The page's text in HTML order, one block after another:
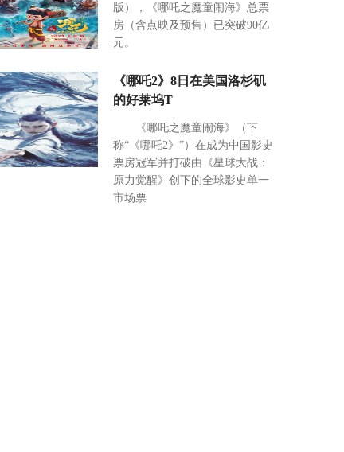
版），《哪吒之魔童闹海》总票
房（含点映及预售）已突破90亿
元。
《哪吒2》8日在美国洛杉矶
的好莱坞T
《哪吒之魔童闹海》（下
称“《哪吒2》”）在成为中国影史
票房冠军并打破由《星球大战：
原力觉醒》创下的全球影史单一
市场票